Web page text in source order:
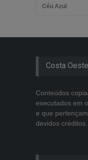
Céu Azul
Costa
Conteúdos
executados em
e que
devidos créditos.